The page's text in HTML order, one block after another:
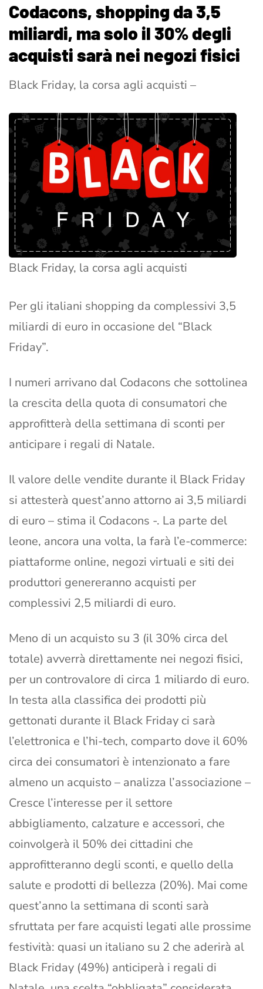
Codacons, shopping da 3,5
miliardi, ma solo il 30% degli
acquisti sarà nei negozi fisici
Black Friday, la corsa agli acquisti –
Black Friday, la corsa agli acquisti
Per gli italiani shopping da complessivi 3,5
miliardi di euro in occasione del “Black
Friday”.
I numeri arrivano dal Codacons che sottolinea
la crescita della quota di consumatori che
approfitterà della settimana di sconti per
anticipare i regali di Natale.
Il valore delle vendite durante il Black Friday
si attesterà quest’anno attorno ai 3,5 miliardi
di euro – stima il Codacons -. La parte del
leone, ancora una volta, la farà l’e-commerce:
piattaforme online, negozi virtuali e siti dei
produttori genereranno acquisti per
complessivi 2,5 miliardi di euro.
Meno di un acquisto su 3 (il 30% circa del
totale) avverrà direttamente nei negozi fisici,
per un controvalore di circa 1 miliardo di euro.
In testa alla classifica dei prodotti più
gettonati durante il Black Friday ci sarà
l’elettronica e l’hi-tech, comparto dove il 60%
circa dei consumatori è intenzionato a fare
almeno un acquisto – analizza l’associazione –
Cresce l’interesse per il settore
abbigliamento, calzature e accessori, che
coinvolgerà il 50% dei cittadini che
approfitteranno degli sconti, e quello della
salute e prodotti di bellezza (20%). Mai come
quest’anno la settimana di sconti sarà
sfruttata per fare acquisti legati alle prossime
festività: quasi un italiano su 2 che aderirà al
Black Friday (49%) anticiperà i regali di